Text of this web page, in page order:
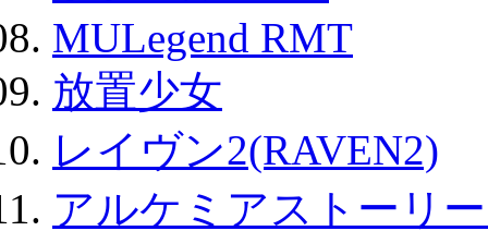
MULegend RMT
放置少女
レイヴン2(RAVEN2)
アルケミアストーリ